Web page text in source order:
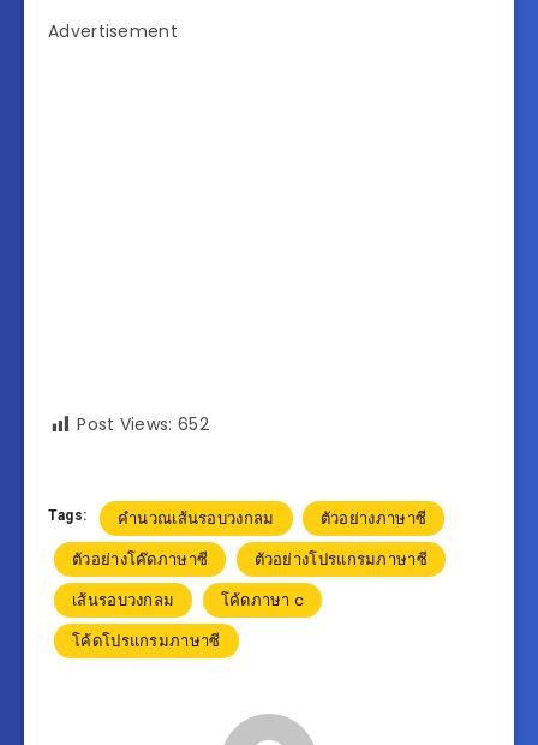
Advertisement
Post Views: 652
Tags: คำนวณเส้นรอบวงกลม
ตัวอย่างภาษาซี
ตัวอย่างโค๊ดภาษาซี
ตัวอย่างโปรแกรมภาษาซี
เส้นรอบวงกลม
โค้ดภาษา c
โค้ดโปรแกรมภาษาซี